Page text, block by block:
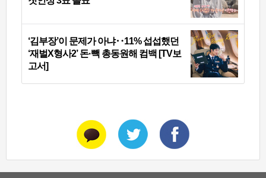
‘김부장’이 문제가 아냐‥11% 섭섭했던
‘재벌X형사2’ 돈·빽 총동원해 컴백 [TV보
고서]